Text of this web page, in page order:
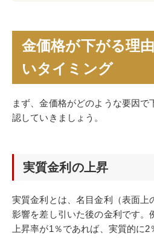
金価格が下がる理
いタイミング
まず、金価格がどのような要因
認していきましょう。
実質金利の上昇
実質金利とは、名目金利（表面上
影響を差し引いた後の金利です。
上昇率が1％であれば、実質的に